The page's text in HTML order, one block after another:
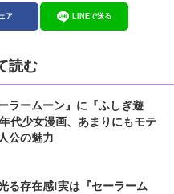
ア LINEで送る
読む
ラームーン』に『ふしぎ遊
代少女漫画、あまりにもモテ
公の魅力
る存在感!実は『セーラーム